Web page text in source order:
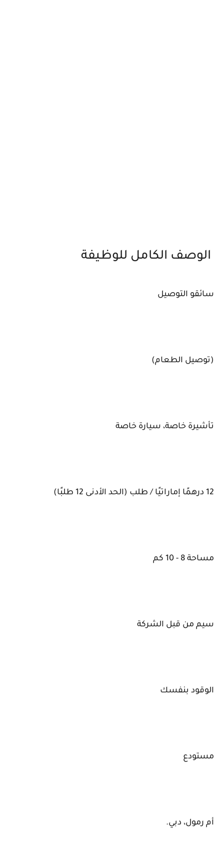
الوصف الكامل للوظيفة
سائقو التوصيل
(توصيل الطعام)
تأشيرة خاصة، سيارة خاصة
12 درهمًا إماراتيًا / طلب (الحد الأدنى 12 طلبًا)
مساحة 8 - 10 كم
سيم من قبل الشركة
الوقود بنفسك
مستودع
أم رمول، دبي.